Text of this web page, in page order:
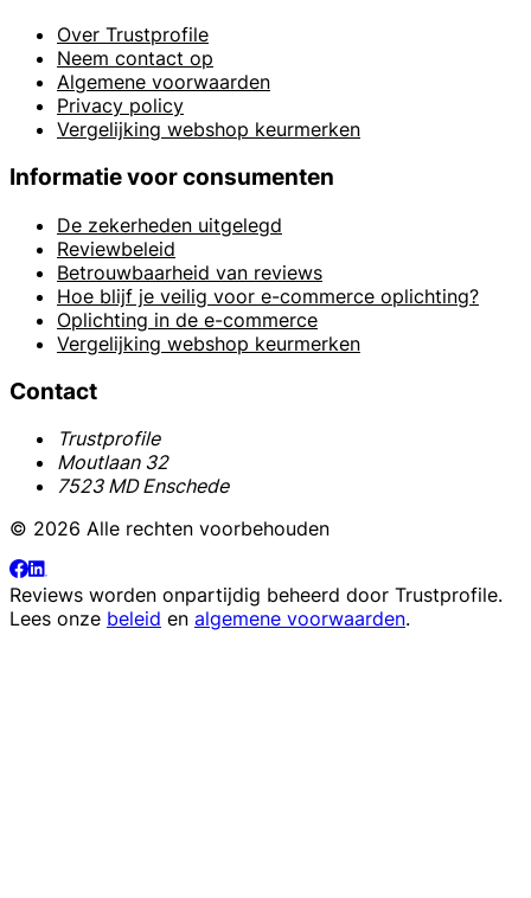
Over Trustprofile
Neem contact op
Algemene voorwaarden
Privacy policy
Vergelijking webshop keurmerken
Informatie voor consumenten
De zekerheden uitgelegd
Reviewbeleid
Betrouwbaarheid van reviews
Hoe blijf je veilig voor e-commerce oplichting?
Oplichting in de e-commerce
Vergelijking webshop keurmerken
Contact
Trustprofile
Moutlaan 32
7523 MD Enschede
© 2026 Alle rechten voorbehouden
Reviews worden onpartijdig beheerd door Trustprofile.
Lees onze beleid en algemene voorwaarden.